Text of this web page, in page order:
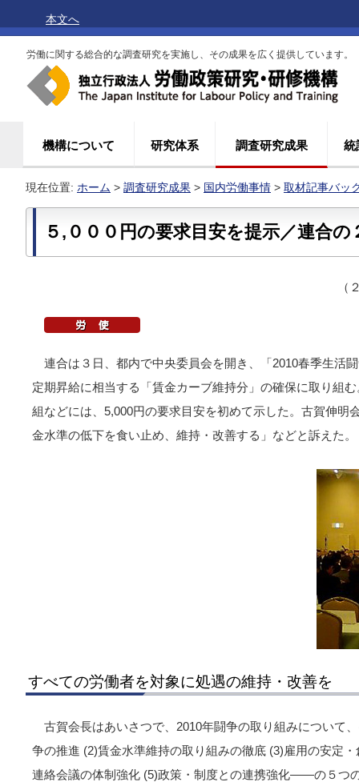
本文へ
労働に関する総合的な調査研究を実施し、その成果を広く提供しています。
機構について 研究体系 調査研究成果 統
現在位置: ホーム > 調査研究成果 > 国内労働事情 > 取材記事バッ
５,０００円の要求目安を提示／連合の
（
連合は３日、都内で中央委員会を開き、「2010春季生活
定期昇給に相当する「賃金カーブ維持分」の確保に取り組
組などには、5,000円の要求目安を初めて示した。古賀伸明
金水準の低下を食い止め、維持・改善する」などと訴えた。
すべての労働者を対象に処遇の維持・改善を
古賀会長はあいさつで、2010年闘争の取り組みについて
争の推進 (2)賃金水準維持の取り組みの徹底 (3)雇用の安定
連絡会議の体制強化 (5)政策・制度との連携強化――の５つ